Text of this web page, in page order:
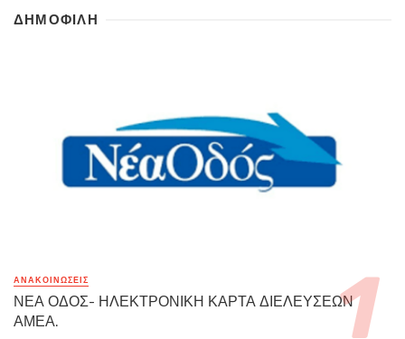
ΔΗΜΟΦΙΛΗ
ΑΝΑΚΟΙΝΏΣΕΙΣ
ΝΕΑ ΟΔΟΣ- ΗΛΕΚΤΡΟΝΙΚΗ ΚΑΡΤΑ ΔΙΕΛΕΥΣΕΩΝ
ΑΜΕΑ.